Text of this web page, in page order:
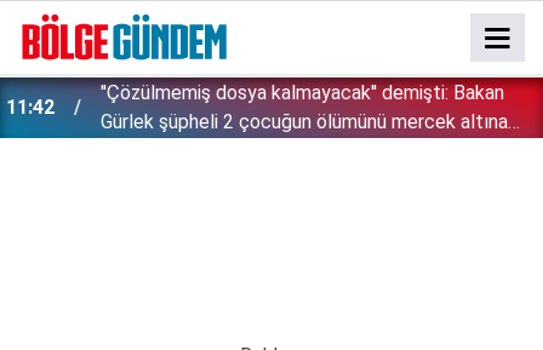
11:42
''Çözülmemiş dosya kalmayacak'' demişti: Bakan
Gürlek şüpheli 2 çocuğun ölümünü mercek altına